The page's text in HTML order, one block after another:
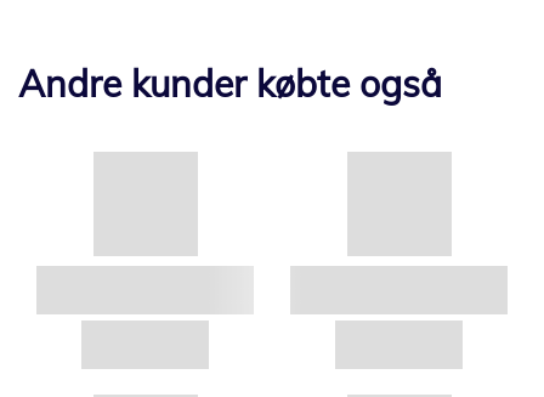
Andre kunder købte også